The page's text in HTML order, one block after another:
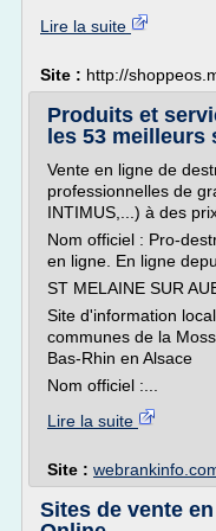
Lire la suite
Site : http://
Produits et
les 53 meilleurs
Vente en ligne de
professionnelles de
INTIMUS,...) à des
Nom officiel : Pro-
en ligne. En ligne
ST MELAINE SUR
Site d'information
communes de la
Bas-Rhin en Alsace
Nom officiel :...
Lire la suite
Site :
Sites de vente